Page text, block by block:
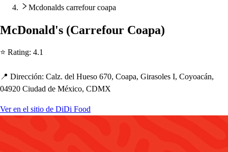
Mcdonalds carrefour coapa
McDonald's (Carrefour Coapa)
⭐ Rating: 4.1
📍 Dirección: Calz. del Hueso 670, Coapa, Girasoles I, Coyoacán,
04920 Ciudad de México, CDMX
Ver en el sitio de DiDi Food